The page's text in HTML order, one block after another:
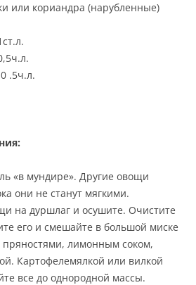
или кориандра (нарубленные)
.5ч.л.
«в мундире». Другие овощи
они не станут мягкими.
на дуршлаг и осушите. Очистите
его и смешайте в большой миске
лимонным соком,
Картофелемялкой или вилкой
все до однородной массы.